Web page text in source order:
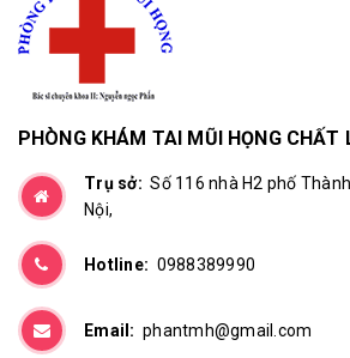
PHÒNG KHÁM TAI MŨI HỌNG CHẤT
Trụ sở:Số 116 nhà H2 phố
Nội,
Hotline: 0988389990
Email: phantmh@gmail.com